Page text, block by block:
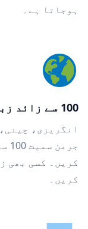
ہوجاتا ہے۔
100 سے زائد زبانوں کی حمایت
انگریزی،
کریں۔ کسی بھی
کریں۔